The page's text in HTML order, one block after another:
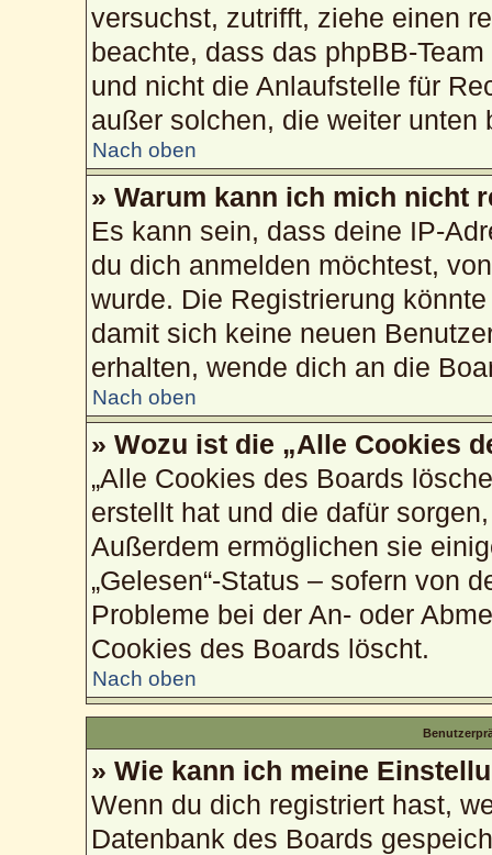
versuchst, zutrifft, ziehe einen
beachte, dass das phpBB-
und nicht die Anlaufstelle für
außer solchen, die weiter unten
Nach oben
» Warum kann ich mich nicht
Es kann sein, dass deine IP-
du dich anmelden möchtest,
wurde. Die Registrierung
damit sich keine neuen
erhalten, wende dich an die
Nach oben
» Wozu ist die „Alle Cookies
„Alle Cookies des Boards
erstellt hat und die dafür
Außerdem ermöglichen sie
„Gelesen“-Status – sofern von
Probleme bei der An- oder
Cookies des Boards löscht.
Nach oben
» Wie kann ich meine
Wenn du dich registriert hast,
Datenbank des Boards